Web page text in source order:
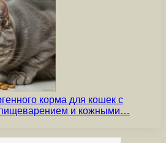
корма для кошек с
пищеварением и кожными…